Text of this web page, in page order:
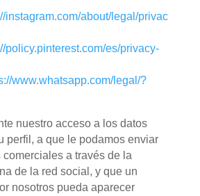
instagram.com/about/legal/privac
policy.pinterest.com/es/privacy-
www.whatsapp.com/legal/?
nuestro acceso a los datos
perfil, a que le podamos enviar
a través de la
de la red social, y que un
nosotros pueda aparecer